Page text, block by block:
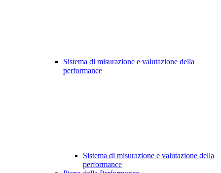
Sistema di misurazione e valutazione della
performance
Sistema di misurazione e valutazione della
performance